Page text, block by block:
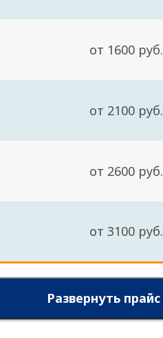
от 1600 руб.
от 2100 руб.
от 2600 руб.
от 3100 руб.
Развернуть прайс